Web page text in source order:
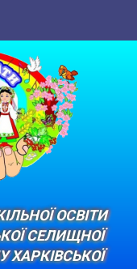
ОСВІТИ
СЕЛИЩНОЇ